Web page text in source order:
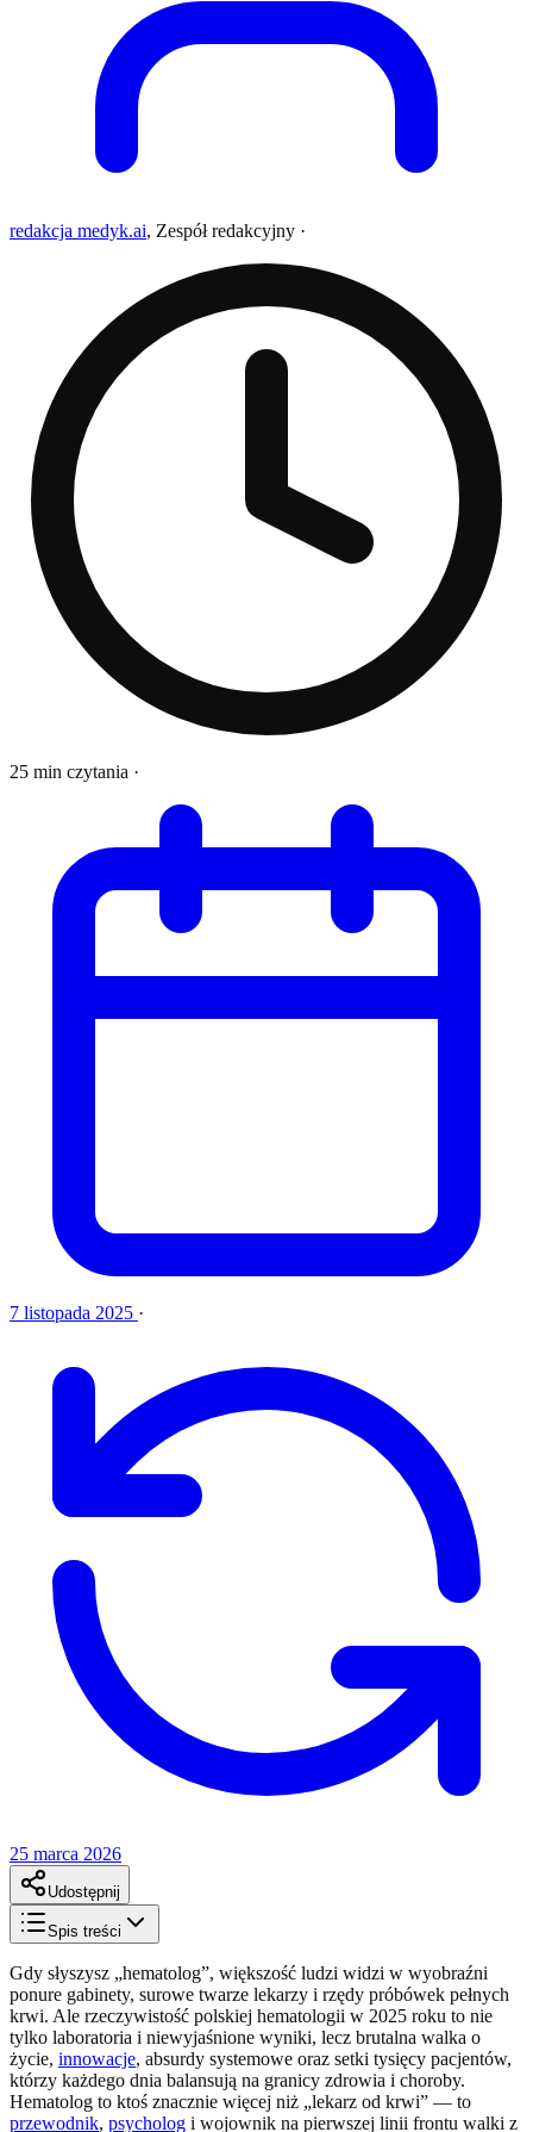
redakcja medyk.ai, Zespół redakcyjny ·
25 min czytania ·
7 listopada 2025 ·
25 marca 2026
Udostępnij
Spis treści
Gdy słyszysz „hematolog”, większość ludzi widzi w wyobraźni
ponure gabinety, surowe twarze lekarzy i rzędy próbówek pełnych
krwi. Ale rzeczywistość polskiej hematologii w 2025 roku to nie
tylko laboratoria i niewyjaśnione wyniki, lecz brutalna walka o
życie, innowacje, absurdy systemowe oraz setki tysięcy pacjentów,
którzy każdego dnia balansują na granicy zdrowia i choroby.
Hematolog to ktoś znacznie więcej niż „lekarz od krwi” — to
przewodnik, psycholog i wojownik na pierwszej linii frontu walki z